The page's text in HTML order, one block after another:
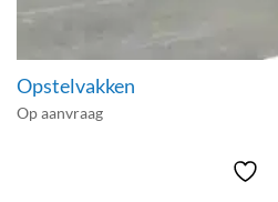
Opstelvakken
Op aanvraag